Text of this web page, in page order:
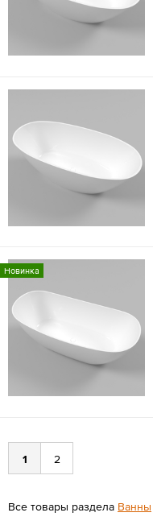
Новинка
1 2
Все товары раздела Ванны